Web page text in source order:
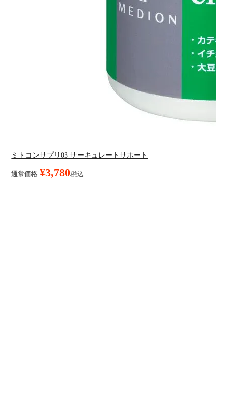
ミトコンサプリ03 サーキュレートサポート
通常価格 ¥3,780税込